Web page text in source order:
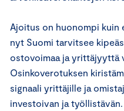
Ajoitus on huonompi kuin
nyt Suomi tarvitsee
ostovoimaa ja yrittäjyyttä
Osinkoverotuksen
signaali yrittäjille ja
investoivan ja työllistävän.